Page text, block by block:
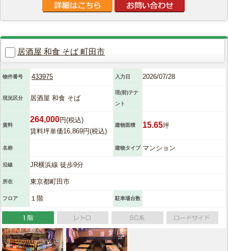
居酒屋 和食 そば 町田市
物件番号 433975 入力日 2026/07/28
現況区分 居酒屋 和食 そば
現(前)テナ
ント
賃料
264,000円(税込)
賃料坪単価16,869円(税込)
建物面積 15.65坪
名称 建物タイプ マンション
沿線 JR横浜線 徒歩9分
所在 東京都町田市
フロア １階 駐車場台数